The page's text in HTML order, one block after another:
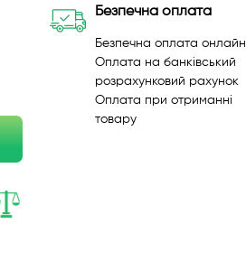
Безпечна оплата
Безпечна оплата онлайн
Оплата на банківський
розрахунковий рахунок
Оплата при отриманні
товару